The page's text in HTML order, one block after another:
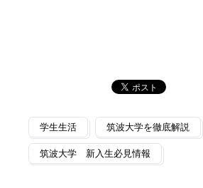
学生生活 筑波大学を徹底解説
筑波大学 新入生必見情報